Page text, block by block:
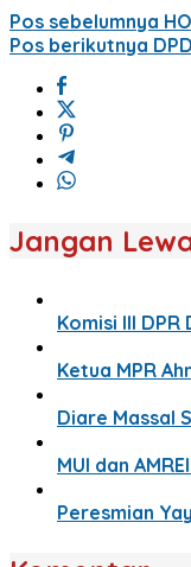
Pos sebelumnya
Pos berikutnya
Jangan
Komisi III
Ketua MPR
Diare Massal
MUI dan
Peresmian